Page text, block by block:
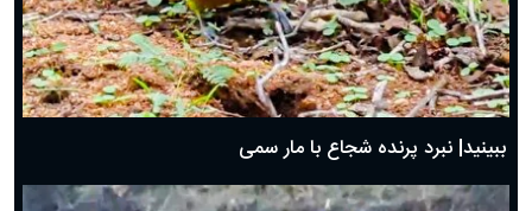
ببینید| نبرد پرنده شجاع با مار سمی